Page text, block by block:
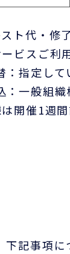
代・修了
スご利用
定してい
般組織様
催1週間
下記事項に